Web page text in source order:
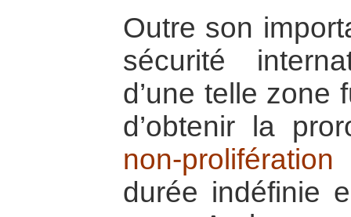
Outre son
sécurité
d’une telle zone
d’obtenir la
non-
durée indéfinie